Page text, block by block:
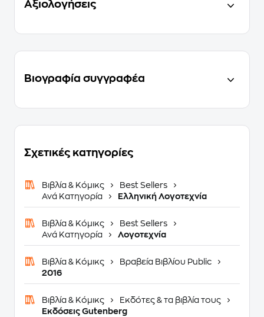
Αξιολογήσεις
Βιογραφία συγγραφέα
Σχετικές κατηγορίες
Βιβλία & Κόμικς
Best Sellers
Ανά Κατηγορία
Ελληνική Λογοτεχνία
Βιβλία & Κόμικς
Best Sellers
Ανά Κατηγορία
Λογοτεχνία
Βιβλία & Κόμικς
Βραβεία Βιβλίου Public
2016
Βιβλία & Κόμικς
Εκδότες & τα βιβλία τους
Εκδόσεις Gutenberg